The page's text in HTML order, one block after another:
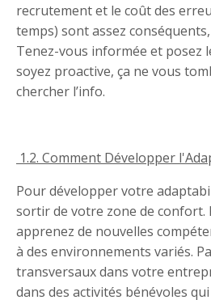
recrutement et le coût des
temps) sont assez
Tenez-vous informée et posez
soyez proactive, ça ne vous
chercher l’info.
1.2. Comment Développer
Pour développer votre
sortir de votre zone de confort.
apprenez de nouvelles
à des environnements variés.
transversaux dans votre
dans des activités bénévoles